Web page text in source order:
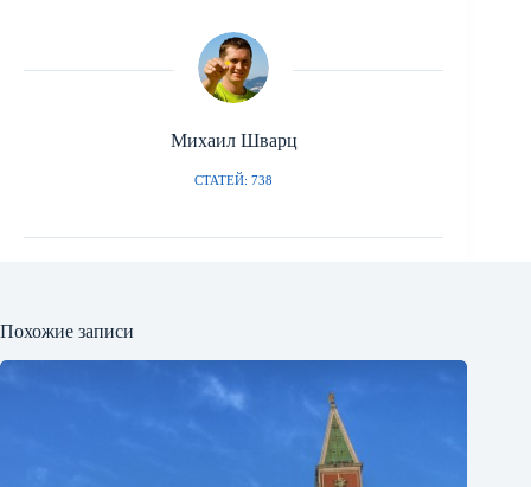
Михаил Шварц
СТАТЕЙ: 738
Похожие записи